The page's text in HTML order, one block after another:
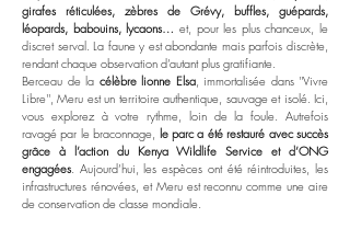
girafes réticulées, zèbres de Grévy, buffles, guépards,
léopards, babouins, lycaons… et, pour les plus chanceux, le
discret serval. La faune y est abondante mais parfois discrète,
rendant chaque observation d’autant plus gratifiante.
Berceau de la célèbre lionne Elsa, immortalisée dans ''Vivre
Libre'', Meru est un territoire authentique, sauvage et isolé. Ici,
vous explorez à votre rythme, loin de la foule. Autrefois
ravagé par le braconnage, le parc a été restauré avec succès
grâce à l’action du Kenya Wildlife Service et d’ONG
engagées. Aujourd’hui, les espèces ont été réintroduites, les
infrastructures rénovées, et Meru est reconnu comme une aire
de conservation de classe mondiale.